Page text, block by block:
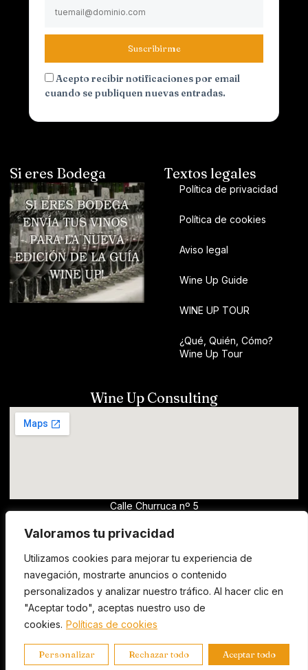
Valoramos tu privacidad
Utilizamos cookies para mejorar tu experiencia de
navegación, mostrarte anuncios o contenido
personalizados y analizar nuestro tráfico. Al hacer clic en
"Aceptar todo", aceptas nuestro uso de
cookies. Políticas de cookies
Personalizar Rechazar todo Aceptar todo
Suscribirme
Acepto recibir notificaciones por email
cuando se publiquen nuevas entradas.
Si eres Bodega Textos legales
Política de privacidad
Política de cookies
Aviso legal
Wine Up Guide
WINE UP TOUR
¿Qué, Quién, Cómo?
Wine Up Tour
Wine Up Consulting
Calle Churruca nº 5
13700, Tomelloso (Ciudad Real)
horario comercial - Para solicitar catas de
vino y formación, escribir un email